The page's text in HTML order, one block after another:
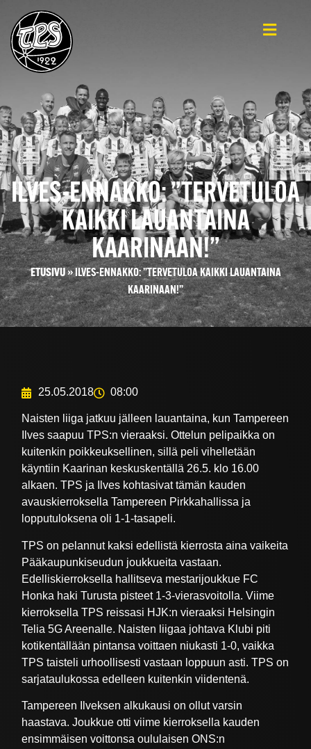
ILVES-ENNAKKO: ”TERVETULOA
KAIKKI LAUANTAINA
KAARINAAN!”
ETUSIVU» ILVES-ENNAKKO: ”TERVETULOA KAIKKI LAUANTAINA
KAARINAAN!”
25.05.2018 08:00
Naisten liiga jatkuu jälleen lauantaina, kun Tampereen
Ilves saapuu TPS:n vieraaksi. Ottelun pelipaikka on
kuitenkin poikkeuksellinen, sillä peli vihelletään
käyntiin Kaarinan keskuskentällä 26.5. klo 16.00
alkaen. TPS ja Ilves kohtasivat tämän kauden
avauskierroksella Tampereen Pirkkahallissa ja
lopputuloksena oli 1-1-tasapeli.
TPS on pelannut kaksi edellistä kierrosta aina vaikeita
Pääkaupunkiseudun joukkueita vastaan.
Edelliskierroksella hallitseva mestarijoukkue FC
Honka haki Turusta pisteet 1-3-vierasvoitolla. Viime
kierroksella TPS reissasi HJK:n vieraaksi Helsingin
Telia 5G Areenalle. Naisten liigaa johtava Klubi piti
kotikentällään pintansa voittaen niukasti 1-0, vaikka
TPS taisteli urhoollisesti vastaan loppuun asti. TPS on
sarjataulukossa edelleen kuitenkin viidentenä.
Tampereen Ilveksen alkukausi on ollut varsin
haastava. Joukkue otti viime kierroksella kauden
ensimmäisen voittonsa oululaisen ONS:n